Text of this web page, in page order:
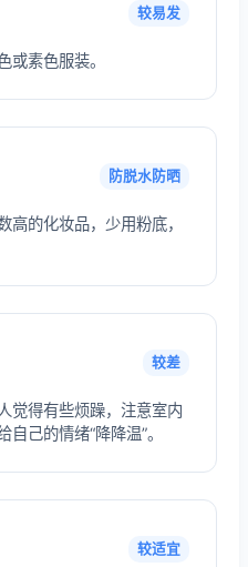
较易发
或素色服装。
防脱水防晒
高的化妆品，少用粉底，
较差
觉得有些烦躁，注意室内
己的情绪“降降温”。
较适宜